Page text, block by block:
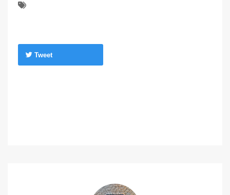
Tweet